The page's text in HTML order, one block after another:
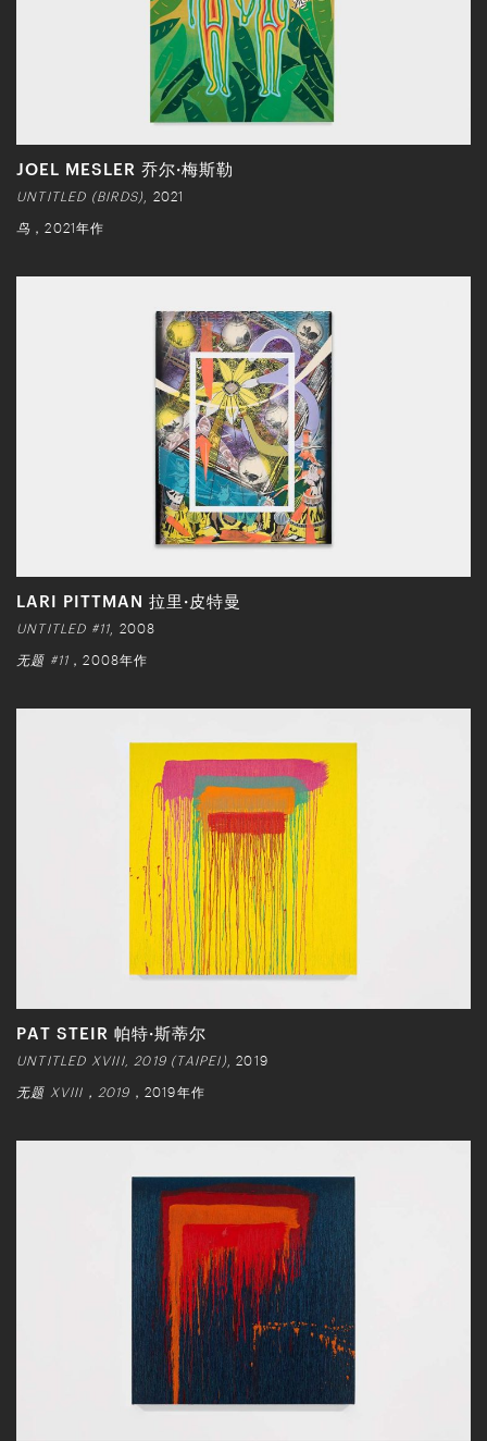
JOEL MESLER 乔尔·梅斯勒
UNTITLED (BIRDS) , 2021
鸟 ，2021年作
LARI PITTMAN 拉里·皮特曼
UNTITLED #11 , 2008
无题 #11 ，2008年作
PAT STEIR 帕特·斯蒂尔
UNTITLED XVIII, 2019 (TAIPEI) , 2019
无题 XVIII，2019 ，2019年作